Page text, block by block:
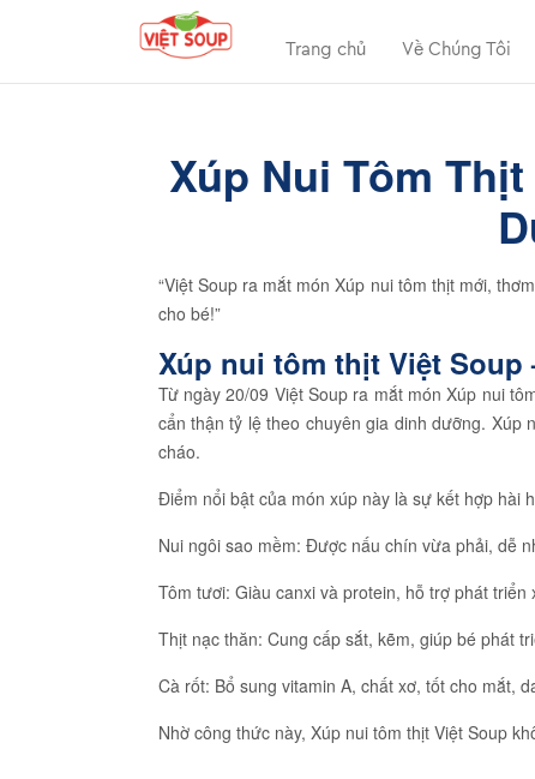
Trang chủ Về Chúng Tôi
Xúp Nui Tôm
“Việt Soup ra mắt món Xúp nui tôm thịt mới,
cho bé!”
Xúp nui tôm thịt Việt
Từ ngày 20/09 Việt Soup ra mắt món Xúp nui
cẩn thận tỷ lệ theo chuyên gia dinh dưỡng.
cháo.
Điểm nổi bật của món xúp này là sự kết hợp hài
Nui ngôi sao mềm: Được nấu chín vừa phải, dễ
Tôm tươi: Giàu canxi và protein, hỗ trợ phát triển
Thịt nạc thăn: Cung cấp sắt, kẽm, giúp bé phát
Cà rốt: Bổ sung vitamin A, chất xơ, tốt cho mắt,
Nhờ công thức này, Xúp nui tôm thịt Việt Soup